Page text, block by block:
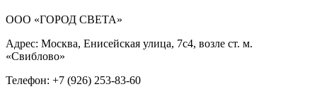
ООО «ГОРОД СВЕТА»
Адрес: Москва, Енисейская улица, 7с4, возле ст. м.
«Свиблово»
Телефон: +7 (926) 253-83-60